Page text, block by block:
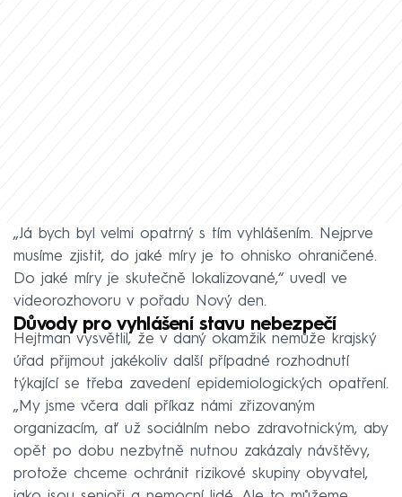
„Já bych byl velmi opatrný s tím vyhlášením. Nejprve
musíme zjistit, do jaké míry je to ohnisko ohraničené.
Do jaké míry je skutečně lokalizované,“ uvedl ve
videorozhovoru v pořadu Nový den.
Důvody pro vyhlášení stavu nebezpečí
Hejtman vysvětlil, že v daný okamžik nemůže krajský
úřad přijmout jakékoliv další případné rozhodnutí
týkající se třeba zavedení epidemiologických opatření.
„My jsme včera dali příkaz námi zřizovaným
organizacím, ať už sociálním nebo zdravotnickým, aby
opět po dobu nezbytně nutnou zakázaly návštěvy,
protože chceme ochránit rizikové skupiny obyvatel,